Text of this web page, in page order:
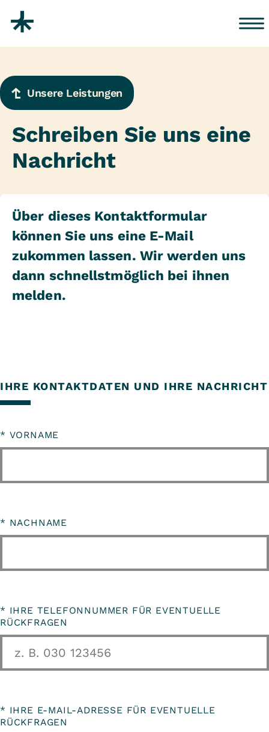
Unsere Leistungen
Schreiben Sie uns eine
Nachricht
Über dieses Kontaktformular
können Sie uns eine E-Mail
zukommen lassen. Wir werden uns
dann schnellstmöglich bei ihnen
melden.
IHRE KONTAKTDATEN UND IHRE NACHRICHT
* VORNAME
* NACHNAME
*
RÜCKFRAGEN
*
RÜCKFRAGEN